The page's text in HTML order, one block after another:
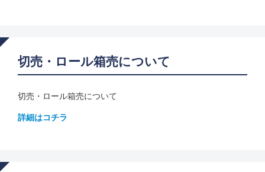
切売・ロール箱売について
切売・ロール箱売について
詳細はコチラ